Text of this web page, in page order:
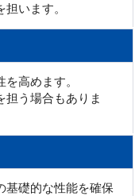
います。
高めます。
う場合もありま
基礎的な性能を確保